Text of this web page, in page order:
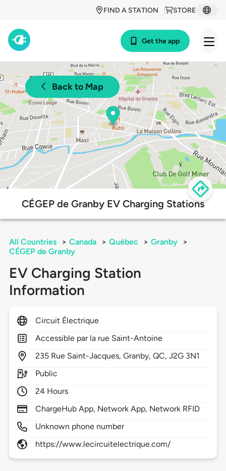
STORE
FIND A STATION
Get the app
Back to Map
CÉGEP de Granby EV Charging Stations
All Countries > Canada > Québec > Granby
>
CÉGEP de Granby
EV Charging Station
Information
Circuit Électrique
Accessible par la rue Saint-Antoine
235 Rue Saint-Jacques,Granby,QC,J2G 3N1
Public
24 Hours
ChargeHub App, Network App, Network RFID
Unknown phone number
https://www.lecircuitelectrique.com/